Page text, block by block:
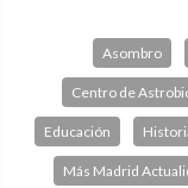
Asombro
Centro de
Educación
Más Madrid